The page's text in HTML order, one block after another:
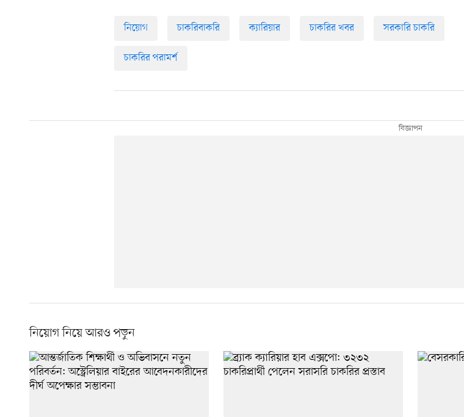
নিয়োগ চাকরিবাকরি ক্যারিয়ার চাকরির খবর সরকারি চাকরি
চাকরির পরামর্শ
নিয়োগ নিয়ে আরও পড়ুন